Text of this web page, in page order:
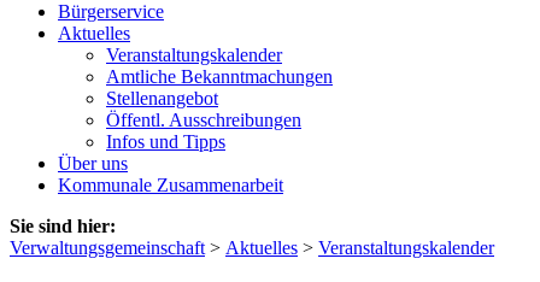
Bürgerservice
Aktuelles
Veranstaltungskalender
Amtliche Bekanntmachungen
Stellenangebot
Öffentl. Ausschreibungen
Infos und Tipps
Über uns
Kommunale Zusammenarbeit
Sie sind hier:
Verwaltungsgemeinschaft > Aktuelles > Veranstaltungskalender